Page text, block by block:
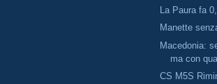
La Paura fa
Manette
Macedonia:
ma con
CS M5S